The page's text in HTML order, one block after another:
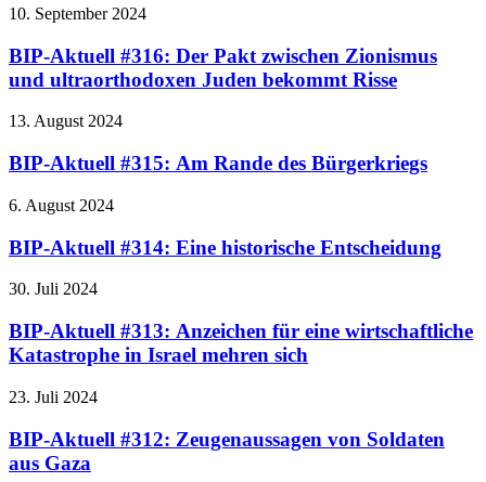
10. September 2024
BIP-Aktuell #316: Der Pakt zwischen Zionismus
und ultraorthodoxen Juden bekommt Risse
13. August 2024
BIP-Aktuell #315: Am Rande des Bürgerkriegs
6. August 2024
BIP-Aktuell #314: Eine historische Entscheidung
30. Juli 2024
BIP-Aktuell #313: Anzeichen für eine wirtschaftliche
Katastrophe in Israel mehren sich
23. Juli 2024
BIP-Aktuell #312: Zeugenaussagen von Soldaten
aus Gaza